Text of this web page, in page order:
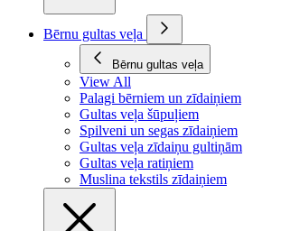
Bērnu gultas veļa
Bērnu gultas veļa
View All
Palagi bērniem un zīdaiņiem
Gultas veļa šūpuļiem
Spilveni un segas zīdaiņiem
Gultas veļa zīdaiņu gultiņām
Gultas veļa ratiņiem
Muslina tekstils zīdaiņiem